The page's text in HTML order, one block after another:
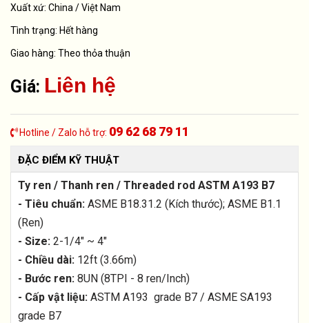
Xuất xứ: China / Việt Nam
Tình trạng: Hết hàng
Giao hàng: Theo thỏa thuận
Giá: Liên hệ
Hotline / Zalo hỗ trợ: 09 62 68 79 11
ĐẶC ĐIỂM KỸ THUẬT
Ty ren / Thanh ren / Threaded rod ASTM A193 B7
- Tiêu chuẩn: ASME B18.31.2 (Kích thước); ASME B1.1
(Ren)
- Size: 2-1/4" ~ 4"
- Chiều dài: 12ft (3.66m)
- Bước ren: 8UN (8TPI - 8 ren/Inch)
- Cấp vật liệu: ASTM A193 grade B7 / ASME SA193
grade B7